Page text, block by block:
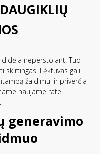
neperstojant. Tuo
skirtingas. Lėktuvas gali
žaidimui ir priverčia
naujame rate,
generavimo